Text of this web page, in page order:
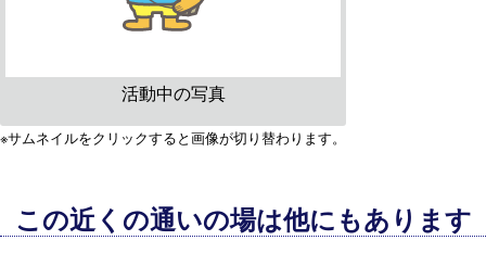
活動中の写真
※サムネイルをクリックすると画像が切り替わります。
この近くの通いの場は他にもあります